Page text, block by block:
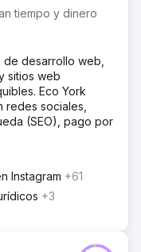
tiempo y dinero
desarrollo web,
sitios web
Eco York
sociales,
(SEO), pago por
Instagram +61
+3